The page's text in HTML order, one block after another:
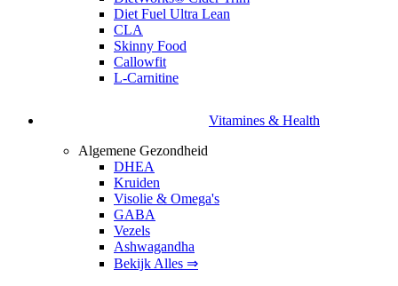
Diet Fuel Ultra Lean
CLA
Skinny Food
Callowfit
L-Carnitine
Vitamines & Health
Algemene Gezondheid
DHEA
Kruiden
Visolie & Omega's
GABA
Vezels
Ashwagandha
Bekijk Alles ⇒